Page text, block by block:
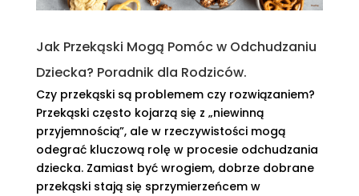
Jak Przekąski Mogą Pomóc w Odchudzaniu
Dziecka? Poradnik dla Rodziców.
Czy przekąski są problemem czy rozwiązaniem?
Przekąski często kojarzą się z „niewinną
przyjemnością”, ale w rzeczywistości mogą
odegrać kluczową rolę w procesie odchudzania
dziecka. Zamiast być wrogiem, dobrze dobrane
przekąski stają się sprzymierzeńcem w